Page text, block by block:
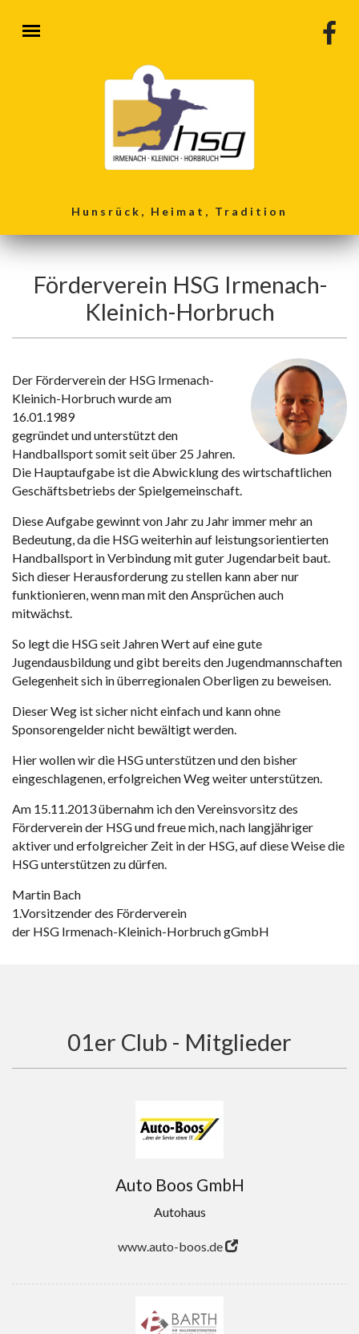
Hunsrück, Heimat, Tradition
Förderverein HSG Irmenach-
Kleinich-Horbruch
Der Förderverein der HSG Irmenach-
Kleinich-Horbruch wurde am
16.01.1989
gegründet und unterstützt den
Handballsport somit seit über 25 Jahren.
Die Hauptaufgabe ist die Abwicklung des wirtschaftlichen
Geschäftsbetriebs der Spielgemeinschaft.
Diese Aufgabe gewinnt von Jahr zu Jahr immer mehr an
Bedeutung, da die HSG weiterhin auf leistungsorientierten
Handballsport in Verbindung mit guter Jugendarbeit baut.
Sich dieser Herausforderung zu stellen kann aber nur
funktionieren, wenn man mit den Ansprüchen auch
mitwächst.
So legt die HSG seit Jahren Wert auf eine gute
Jugendausbildung und gibt bereits den Jugendmannschaften
Gelegenheit sich in überregionalen Oberligen zu beweisen.
Dieser Weg ist sicher nicht einfach und kann ohne
Sponsorengelder nicht bewältigt werden.
Hier wollen wir die HSG unterstützen und den bisher
eingeschlagenen, erfolgreichen Weg weiter unterstützen.
Am 15.11.2013 übernahm ich den Vereinsvorsitz des
Förderverein der HSG und freue mich, nach langjähriger
aktiver und erfolgreicher Zeit in der HSG, auf diese Weise die
HSG unterstützen zu dürfen.
Martin Bach
1.Vorsitzender des Förderverein
der HSG Irmenach-Kleinich-Horbruch gGmbH
01er Club - Mitglieder
Auto Boos GmbH
Autohaus
www.auto-boos.de